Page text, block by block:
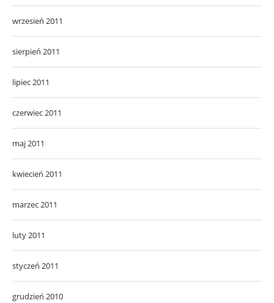
wrzesień 2011
sierpień 2011
lipiec 2011
czerwiec 2011
maj 2011
kwiecień 2011
marzec 2011
luty 2011
styczeń 2011
grudzień 2010